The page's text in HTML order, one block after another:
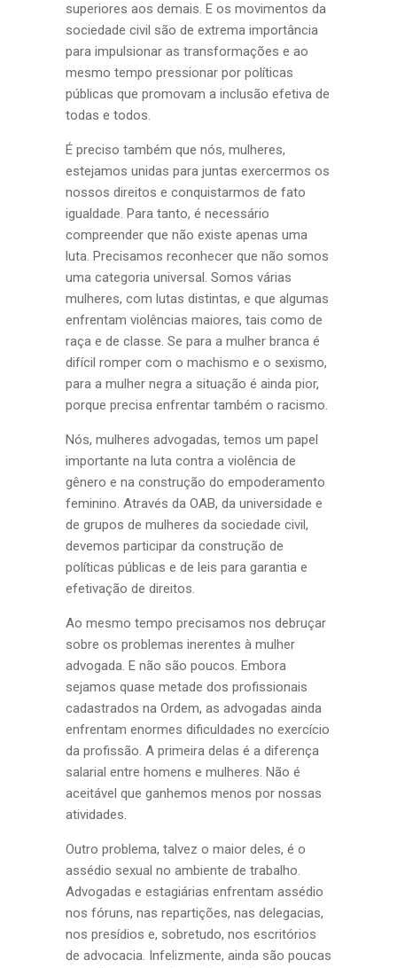
superiores aos demais. E os movimentos da
sociedade civil são de extrema importância
para impulsionar as transformações e ao
mesmo tempo pressionar por políticas
públicas que promovam a inclusão efetiva de
todas e todos.
É preciso também que nós, mulheres,
estejamos unidas para juntas exercermos os
nossos direitos e conquistarmos de fato
igualdade. Para tanto, é necessário
compreender que não existe apenas uma
luta. Precisamos reconhecer que não somos
uma categoria universal. Somos várias
mulheres, com lutas distintas, e que algumas
enfrentam violências maiores, tais como de
raça e de classe. Se para a mulher branca é
difícil romper com o machismo e o sexismo,
para a mulher negra a situação é ainda pior,
porque precisa enfrentar também o racismo.
Nós, mulheres advogadas, temos um papel
importante na luta contra a violência de
gênero e na construção do empoderamento
feminino. Através da OAB, da universidade e
de grupos de mulheres da sociedade civil,
devemos participar da construção de
políticas públicas e de leis para garantia e
efetivação de direitos.
Ao mesmo tempo precisamos nos debruçar
sobre os problemas inerentes à mulher
advogada. E não são poucos. Embora
sejamos quase metade dos profissionais
cadastrados na Ordem, as advogadas ainda
enfrentam enormes dificuldades no exercício
da profissão. A primeira delas é a diferença
salarial entre homens e mulheres. Não é
aceitável que ganhemos menos por nossas
atividades.
Outro problema, talvez o maior deles, é o
assédio sexual no ambiente de trabalho.
Advogadas e estagiárias enfrentam assédio
nos fóruns, nas repartições, nas delegacias,
nos presídios e, sobretudo, nos escritórios
de advocacia. Infelizmente, ainda são poucas